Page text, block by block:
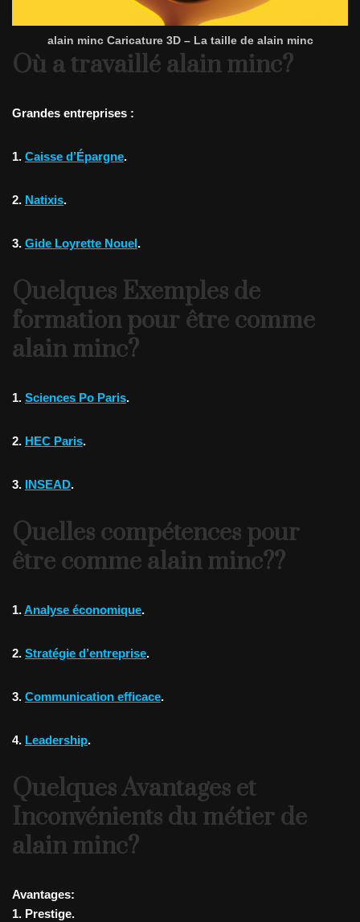
alain minc Caricature 3D – La taille de alain minc
Où a travaillé alain minc?
Grandes entreprises :
1. Caisse d’Épargne.
2. Natixis.
3. Gide Loyrette Nouel.
Quelques Exemples de
formation pour être comme
alain minc?
1. Sciences Po Paris.
2. HEC Paris.
3. INSEAD.
Quelles compétences pour
être comme alain minc??
1.Analyse économique.
2. Stratégie d’entreprise.
3. Communication efficace.
4. Leadership.
Quelques Avantages et
Inconvénients du métier de
alain minc?
Avantages:
1. Prestige.